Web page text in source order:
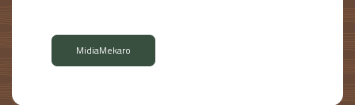
MidiaMekaro